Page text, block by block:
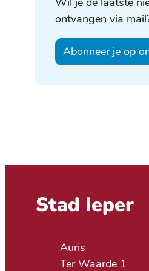
ontvangen via
Abonneer je op
Contact &
Stad Ieper
AdresAuris
Ter Waarde 1